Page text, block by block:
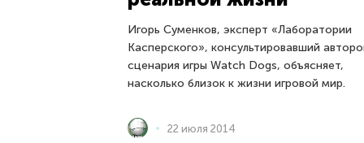
Игорь Суменков, эксперт «Лаборатории
Касперского», консультировавший
сценария игры Watch Dogs, объясняет,
насколько близок к жизни игровой мир.
22 июля 2014